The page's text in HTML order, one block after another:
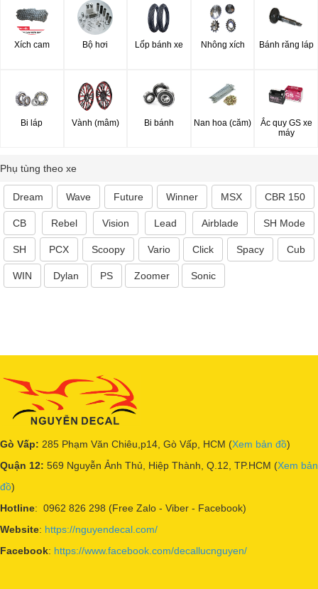
Xích cam Bộ hơi Lốp bánh xe Nhông xích Bánh răng láp
Bi láp Vành (mâm) Bi bánh Nan hoa (căm)
Ắc quy GS xe
máy
Phụ tùng theo xe
Dream Wave Future Winner MSX CBR 150
CB Rebel Vision Lead Airblade SH Mode
SH PCX Scoopy Vario Click Spacy Cub
WIN Dylan PS Zoomer Sonic
Gò Vấp: 285 Phạm Văn Chiêu,p14, Gò Vấp, HCM (Xem bản đồ)
Quận 12: 569 Nguyễn Ảnh Thủ, Hiệp Thành, Q.12, TP.HCM (Xem bản
đồ)
Hotline: 0962 826 298 (Free Zalo - Viber - Facebook)
Website: https://nguyendecal.com/
Facebook: https://www.facebook.com/decallucnguyen/